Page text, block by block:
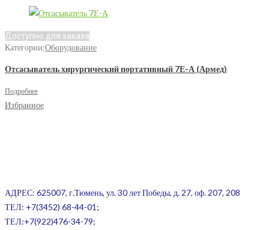
Доступно для заказа
Категории:Оборудование
Отсасыватель хирургический портативный 7Е-А (Армед)
Подробнее
Избранное
АДРЕС: 625007, г.Тюмень, ул. 30 лет Победы, д. 27, оф. 207, 208
ТЕЛ: +7(3452) 68-44-01;
ТЕЛ:+7(922)476-34-79;